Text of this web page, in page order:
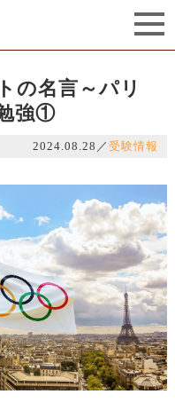
せ（5）
の名言～パリ
強①
2024.08.28 ／受験情報